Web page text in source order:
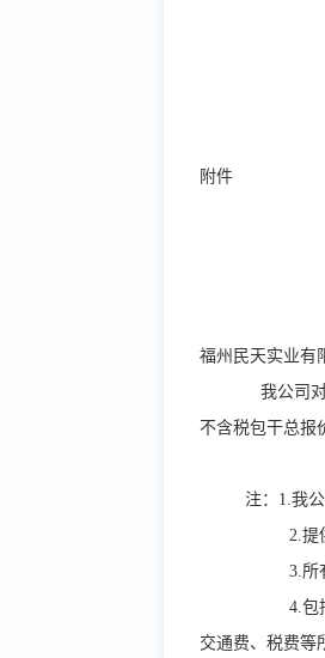
附件
福州民天实业有
我公司
不含税包干总报
注：1.我
2.提
3.所
4.包
交通费、税费等